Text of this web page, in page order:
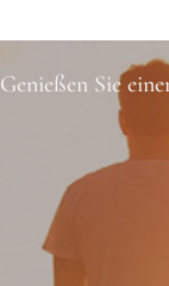
Genießen Sie